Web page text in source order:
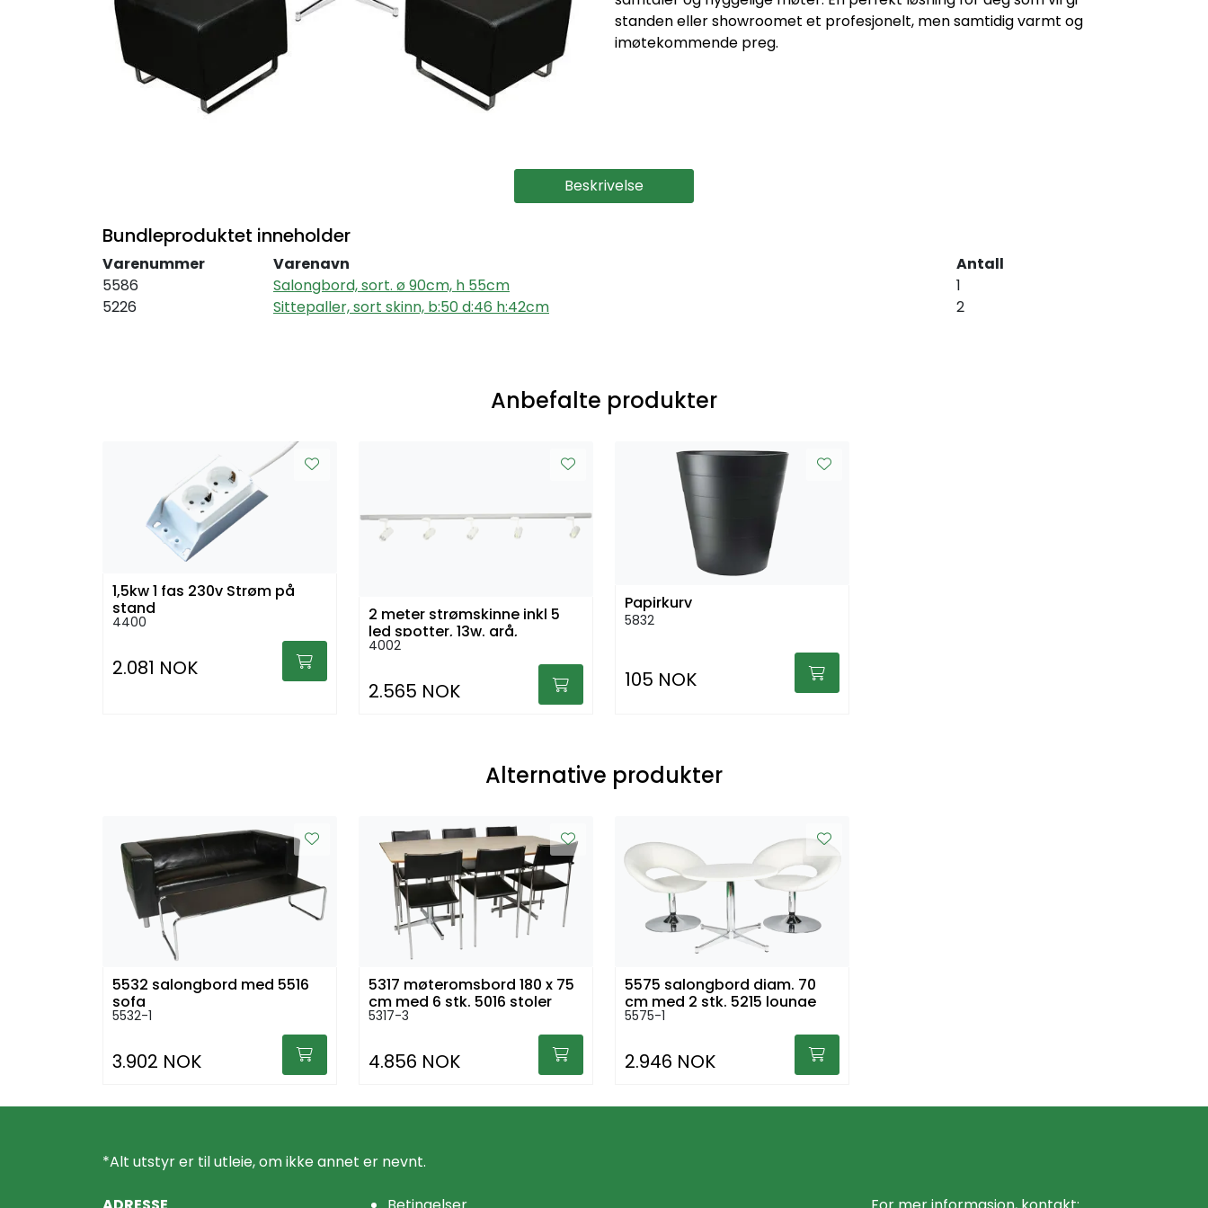
standen eller showroomet et profesjonelt, men samtidig varmt og
imøtekommende preg.
Beskrivelse
Bundleproduktet inneholder
Varenummer Varenavn
Antall
5586
Salongbord, sort. ø 90cm, h 55cm
1
5226
Sittepaller, sort skinn, b:50 d:46 h:42cm 2
Anbefalte produkter
1,5kw 1 fas 230v Strøm på
stand
4400
2.081 NOK
2 meter strømskinne inkl 5
led spotter, 13w. grå,
4002
2.565 NOK
Papirkurv
5832
105 NOK
Alternative produkter
5532 salongbord med 5516
sofa
5532-1
3.902 NOK
5317 møteromsbord 180 x 75
cm med 6 stk. 5016 stoler
5317-3
4.856 NOK
5575 salongbord diam. 70
cm med 2 stk. 5215 lounge
stoler
5575-1
2.946 NOK
*Alt utstyr er til utleie, om ikke annet er nevnt.